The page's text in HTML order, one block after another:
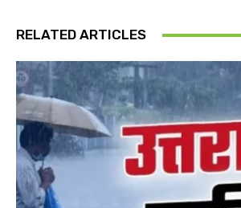
RELATED ARTICLES